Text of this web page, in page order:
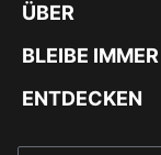
ÜBER
BLEIBE
ENTDECKEN